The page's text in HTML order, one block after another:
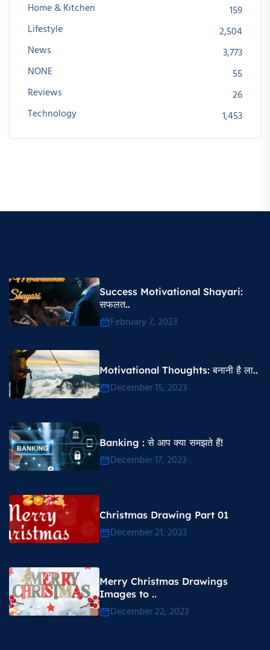
Home & Kitchen
159
Lifestyle
2,504
News
3,773
NONE
55
Reviews
26
Technology
1,453
Success Motivational Shayari​:
सफलत..
February 7, 2023
Motivational Thoughts​: बनानी है ला..
December 15, 2023
Banking : से आप क्या समझते हैं!
December 17, 2023
Christmas Drawing Part 01
December 21, 2023
Merry Christmas Drawings
Images to ..
December 22, 2023